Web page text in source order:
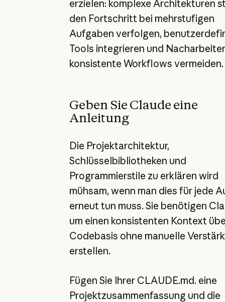
erzielen: komplexe Architekturen
den Fortschritt bei mehrstufigen
Aufgaben verfolgen,
Tools integrieren und
konsistente Workflows vermeiden.
Geben Sie Claude eine
Anleitung
Die Projektarchitektur,
Schlüsselbibliotheken und
Programmierstile zu erklären wird
mühsam, wenn man dies für jede
erneut tun muss. Sie benötigen
um einen konsistenten Kontext
Codebasis ohne manuelle
erstellen.
Fügen Sie Ihrer CLAUDE.md. eine
Projektzusammenfassung und die